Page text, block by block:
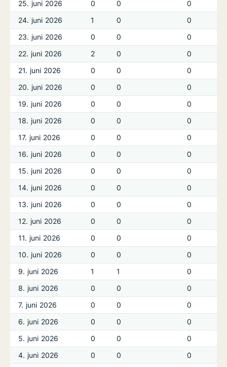
25. juni 2026 0 0 0
24. juni 2026
1 0 0
23. juni 2026
0 0 0
22. juni 2026
2 0 0
21. juni 2026
0 0 0
20. juni 2026
0 0 0
19. juni 2026
0 0 0
18. juni 2026
0 0 0
17. juni 2026
0 0 0
16. juni 2026
0 0 0
15. juni 2026
0 0 0
14. juni 2026
0 0 0
13. juni 2026
0 0 0
12. juni 2026
0 0 0
11. juni 2026
0 0 0
10. juni 2026
0 0 0
9. juni 2026
1 1 0
8. juni 2026
0 0 0
7. juni 2026
0 0 0
6. juni 2026
0 0 0
5. juni 2026
0 0 0
4. juni 2026
0 0 0